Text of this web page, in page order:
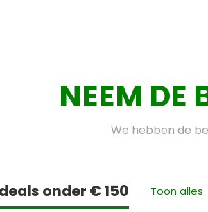
NEEM DE
We hebben de
onder € 150 Toon alles